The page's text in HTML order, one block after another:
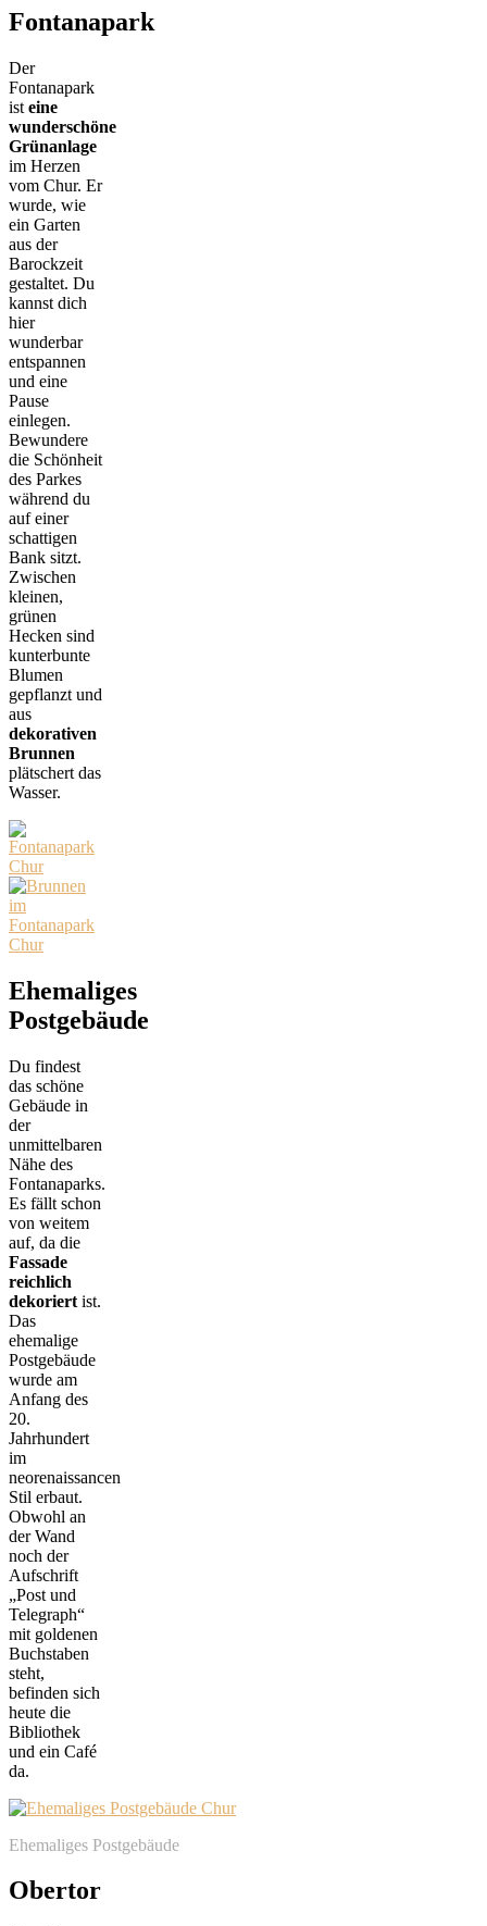
Fontanapark
Der
Fontanapark
ist eine
wunderschöne
Grünanlage
im Herzen
vom Chur. Er
wurde, wie
ein Garten
aus der
Barockzeit
gestaltet. Du
kannst dich
hier
wunderbar
entspannen
und eine
Pause
einlegen.
Bewundere
die Schönheit
des Parkes
während du
auf einer
schattigen
Bank sitzt.
Zwischen
kleinen,
grünen
Hecken sind
kunterbunte
Blumen
gepflanzt und
aus
dekorativen
Brunnen
plätschert das
Wasser.
Ehemaliges
Postgebäude
Du findest
das schöne
Gebäude in
der
unmittelbaren
Nähe des
Fontanaparks.
Es fällt schon
von weitem
auf, da die
Fassade
reichlich
dekoriert ist.
Das
ehemalige
Postgebäude
wurde am
Anfang des
20.
Jahrhundert
im
neorenaissancen
Stil erbaut.
Obwohl an
der Wand
noch der
Aufschrift
„Post und
Telegraph“
mit goldenen
Buchstaben
steht,
befinden sich
heute die
Bibliothek
und ein Café
da.
Ehemaliges Postgebäude
Obertor